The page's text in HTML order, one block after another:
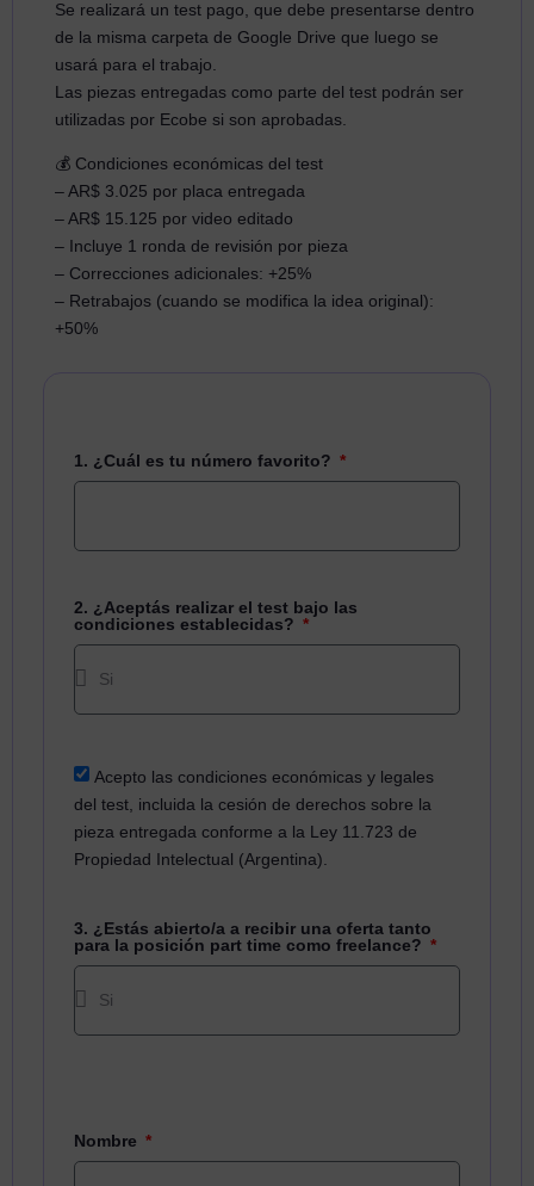
Se realizará un test pago, que debe presentarse dentro
de la misma carpeta de Google Drive que luego se
usará para el trabajo.
Las piezas entregadas como parte del test podrán ser
utilizadas por Ecobe si son aprobadas.
💰 Condiciones económicas del test
– AR$ 3.025 por placa entregada
– AR$ 15.125 por video editado
– Incluye 1 ronda de revisión por pieza
– Correcciones adicionales: +25%
– Retrabajos (cuando se modifica la idea original):
+50%
1. ¿Cuál es tu número favorito?
2. ¿Aceptás realizar el test bajo las
condiciones establecidas?
Acepto las condiciones económicas y legales
del test, incluida la cesión de derechos sobre la
pieza entregada conforme a la Ley 11.723 de
Propiedad Intelectual (Argentina).
3. ¿Estás abierto/a a recibir una oferta tanto
para la posición part time como freelance?
Nombre